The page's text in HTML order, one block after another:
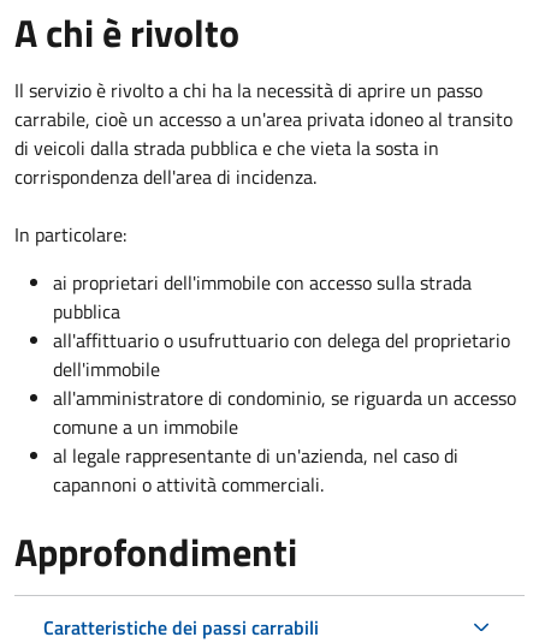
A chi è rivolto
Il servizio è rivolto a chi ha la necessità di aprire un passo
carrabile, cioè un accesso a un'area privata idoneo al transito
di veicoli dalla strada pubblica e che vieta la sosta in
corrispondenza dell'area di incidenza.
In particolare:
ai proprietari dell'immobile con accesso sulla strada
pubblica
all'affittuario o usufruttuario con delega del proprietario
dell'immobile
all'amministratore di condominio, se riguarda un accesso
comune a un immobile
al legale rappresentante di un'azienda, nel caso di
capannoni o attività commerciali.
Approfondimenti
Caratteristiche dei passi carrabili